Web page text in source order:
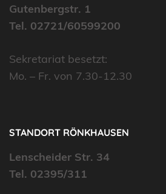
Gutenbergstr. 1
Tel. 02721/60599200
Sekretariat besetzt:
Mo. – Fr. von 7.30-12.30
STANDORT RÖNKHAUSEN
Lenscheider Str. 34
Tel. 02395/311